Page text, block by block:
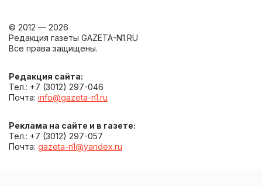
© 2012 — 2026
Редакция газеты GAZETA-N1.RU
Все права защищены.
Редакция сайта:
Тел.: +7 (3012) 297-046
Почта: info@gazeta-n1.ru
Реклама на сайте и в газете:
Тел.: +7 (3012) 297-057
Почта: gazeta-n1@yandex.ru